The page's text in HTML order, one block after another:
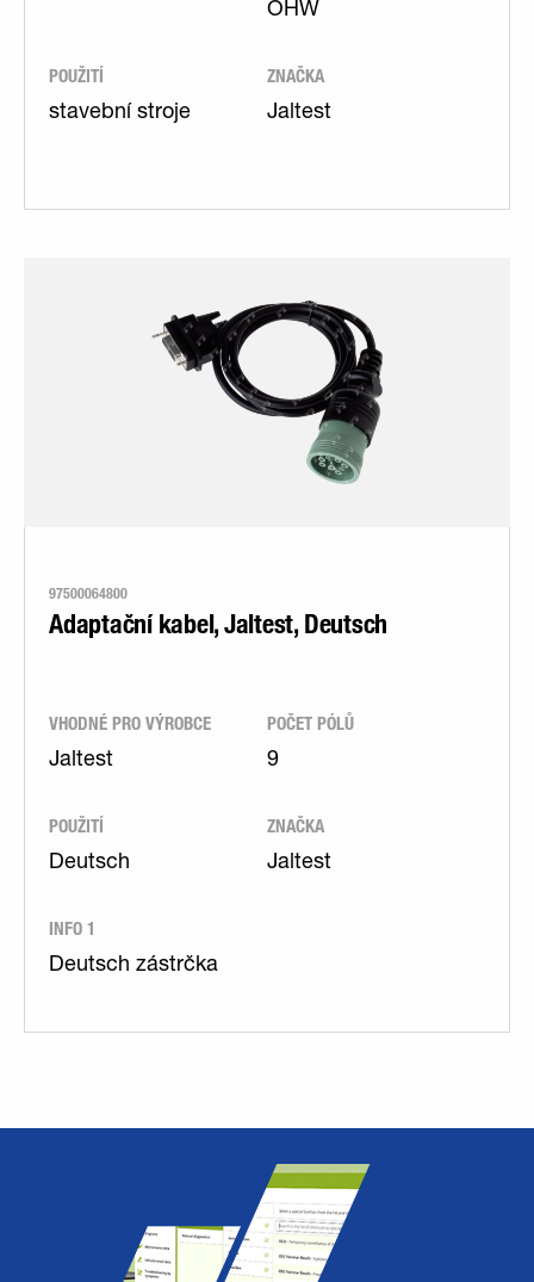
OHW
POUŽITÍ
stavební stroje
ZNAČKA
Jaltest
97500064800
Adaptační kabel, Jaltest, Deutsch
VHODNÉ PRO VÝROBCE
Jaltest
POČET PÓLŮ
9
POUŽITÍ
Deutsch
ZNAČKA
Jaltest
INFO 1
Deutsch zástrčka